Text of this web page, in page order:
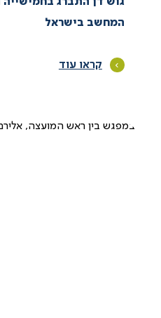
המחשב בישראל
קראו עוד